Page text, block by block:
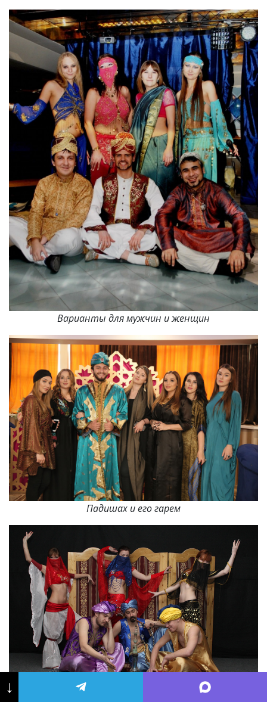
Варианты для мужчин и женщин
Падишах и его гарем
↓